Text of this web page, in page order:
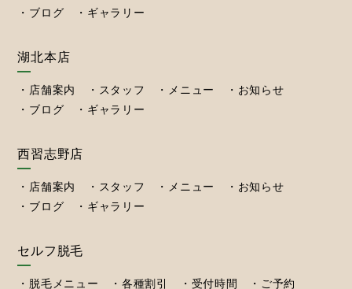
ブログ
ギャラリー
湖北本店
店舗案内 スタッフ メニュー
お知らせ
ブログ
ギャラリー
西習志野店
店舗案内 スタッフ メニュー
お知らせ
ブログ
ギャラリー
セルフ脱毛
脱毛メニュー 各種割引 受付時間 ご予約